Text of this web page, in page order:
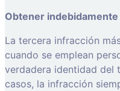
Obtener
La tercera infracción
cuando se emplean
verdadera identidad del
casos, la infracción